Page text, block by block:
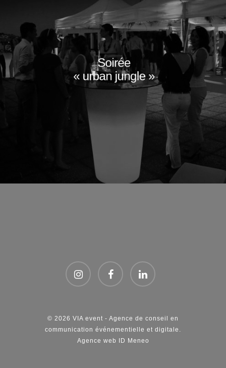
Soirée
« urban jungle »
© 2026 VIA event - Agence de conseil en
communication événementielle et digitale.
Agence web ID Meneo